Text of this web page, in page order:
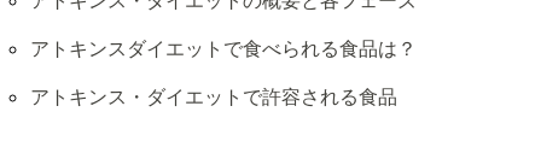
アトキンスダイエットで食べられる食品は？
アトキンス・ダイエットで許容される食品